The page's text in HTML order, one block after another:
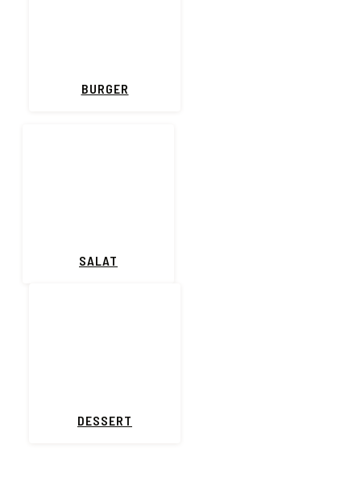
BURGER
SALAT
DESSERT